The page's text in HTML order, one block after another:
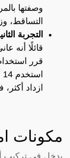
وصفتها
التساقط،
التجربة
قائلًا أنه
ازداد
مكونات